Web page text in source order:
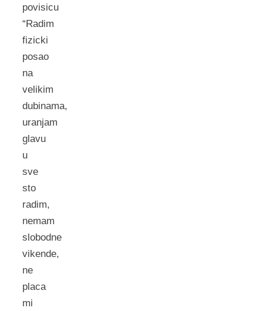
povisicu
“Radim
fizicki
posao
na
velikim
dubinama,
uranjam
glavu
u
sve
sto
radim,
nemam
slobodne
vikende,
ne
placa
mi